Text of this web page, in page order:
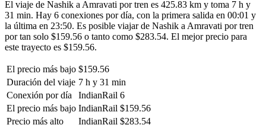
El viaje de Nashik a Amravati por tren es 425.83 km y toma 7 h y
31 min. Hay 6 conexiones por día, con la primera salida en 00:01 y
la última en 23:50. Es posible viajar de Nashik a Amravati por tren
por tan solo $159.56 o tanto como $283.54. El mejor precio para
este trayecto es $159.56.
El precio más bajo $159.56
Duración del viaje 7 h y 31 min
Conexión por día
IndianRail 6
El precio más bajo IndianRail $159.56
Precio más alto
IndianRail $283.54